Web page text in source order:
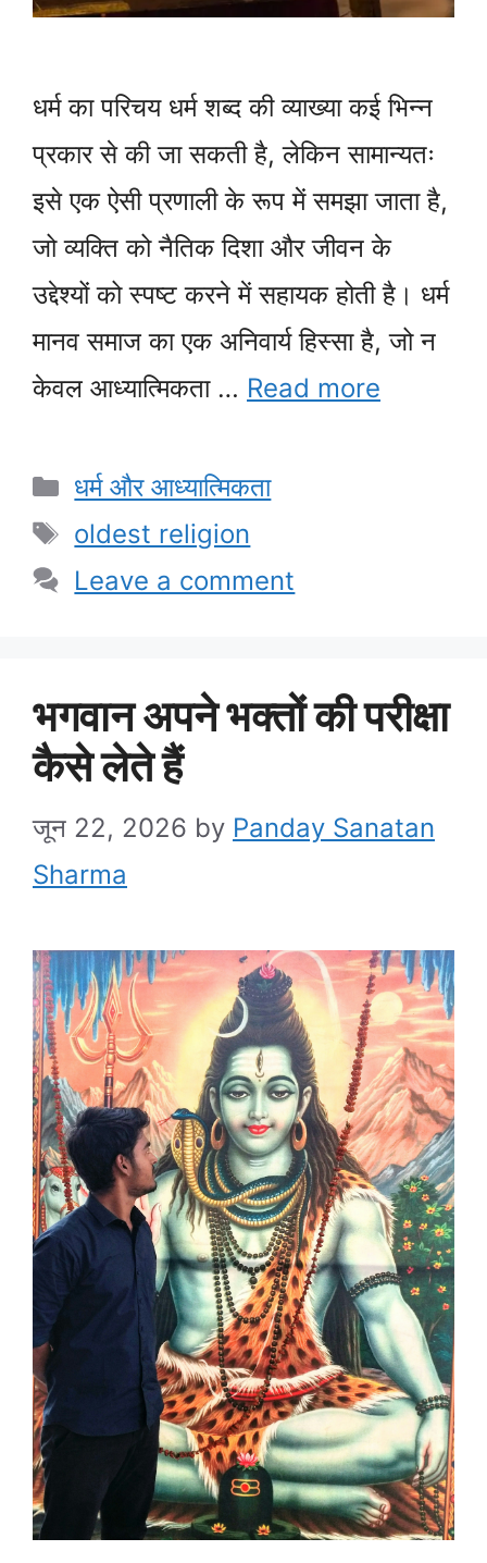
धर्म का परिचय धर्म शब्द की व्याख्या कई भिन्न
प्रकार से की जा सकती है, लेकिन सामान्यतः
इसे एक ऐसी प्रणाली के रूप में समझा जाता है,
जो व्यक्ति को नैतिक दिशा और जीवन के
उद्देश्यों को स्पष्ट करने में सहायक होती है। धर्म
मानव समाज का एक अनिवार्य हिस्सा है, जो न
केवल आध्यात्मिकता … Read more
Categories
धर्म और आध्यात्मिकता
Tags
oldest religion
Leave a comment
भगवान अपने भक्तों की परीक्षा
कैसे लेते हैं
जून 22, 2026 by Panday Sanatan
Sharma